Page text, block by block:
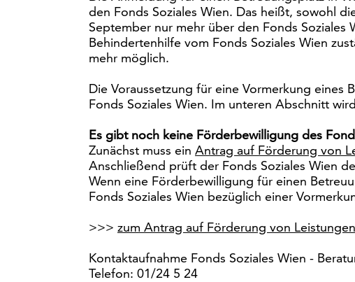
den Fonds Soziales Wien. Das heißt, sowohl
September nur mehr über den Fonds
Behindertenhilfe vom Fonds Soziales Wien
mehr möglich.
Die Voraussetzung für eine Vormerkung eines
Fonds Soziales Wien. Im unteren Abschnitt
Es gibt noch keine Förderbewilligung des
Zunächst muss ein Antrag auf Förderung von
Anschließend prüft der Fonds Soziales Wien
Wenn eine Förderbewilligung für einen
Fonds Soziales Wien bezüglich einer
>>> zum Antrag auf Förderung von Leistungen
Kontaktaufnahme Fonds Soziales Wien -
Telefon: 01/24 5 24